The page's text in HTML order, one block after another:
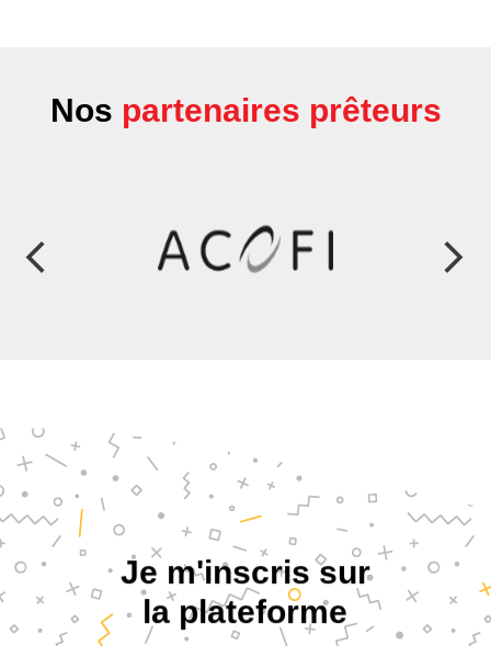
Nos partenaires prêteurs
Je m'inscris sur
la plateforme